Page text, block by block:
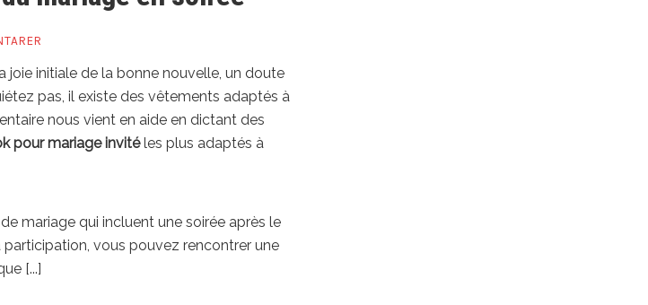
initiale de la bonne nouvelle, un doute
pas, il existe des vêtements adaptés à
nous vient en aide en dictant des
pour mariage invitéles plus adaptés à
mariage qui incluent une soirée après le
vous pouvez rencontrer une
[...]